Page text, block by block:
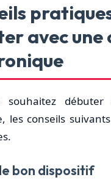
avec
souhaitez
les conseils
bon dispositif